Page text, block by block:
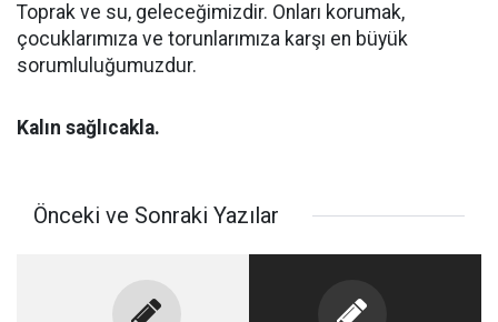
Toprak ve su, geleceğimizdir. Onları korumak,
çocuklarımıza ve torunlarımıza karşı en büyük
sorumluluğumuzdur.
Kalın sağlıcakla.
Önceki ve Sonraki Yazılar